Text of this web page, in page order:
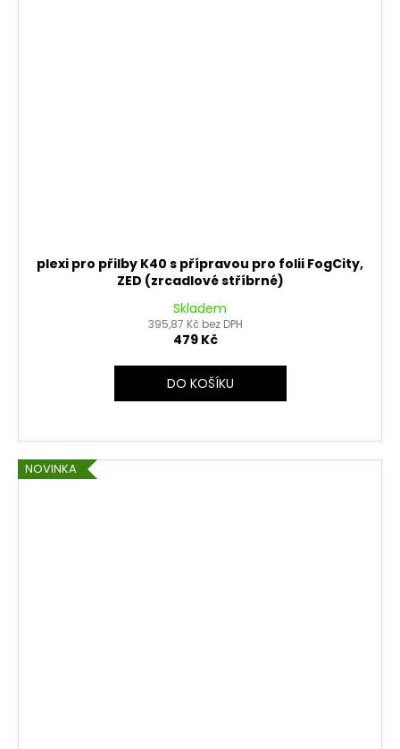
plexi pro přilby K40 s přípravou pro folii FogCity,
ZED (zrcadlové stříbrné)
Skladem
395,87 Kč bez DPH
479 Kč
DO KOŠÍKU
NOVINKA